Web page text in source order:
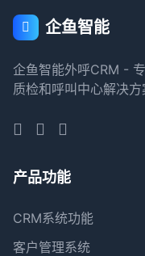
企鱼智能
企鱼智能外呼CRM -
质检和呼叫中心解决方
产品功能
CRM系统功能
客户管理系统